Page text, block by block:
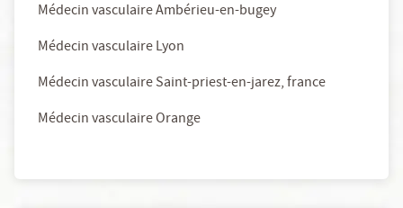
Médecin vasculaire Ambérieu-en-bugey
Médecin vasculaire Lyon
Médecin vasculaire Saint-priest-en-jarez, france
Médecin vasculaire Orange